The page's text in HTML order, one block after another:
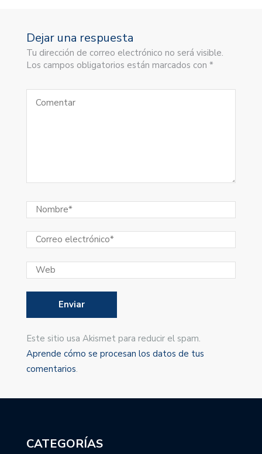
Dejar una respuesta
Tu dirección de correo electrónico no será visible.
Los campos obligatorios están marcados con *
Este sitio usa Akismet para reducir el spam.
Aprende cómo se procesan los datos de tus
comentarios.
CATEGORÍAS